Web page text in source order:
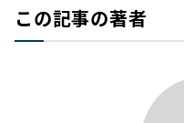
この記事の著者